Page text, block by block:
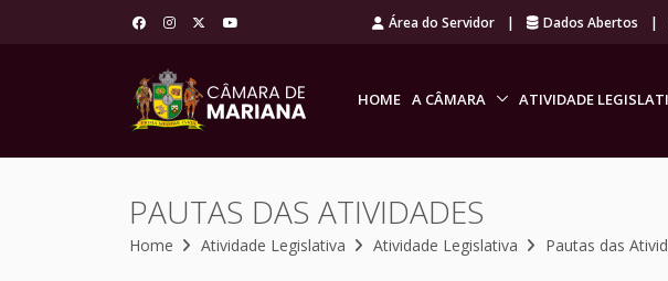
Área do Servidor | Dados Abertos |
HOME A CÂMARA ATIVIDADE
PAUTAS DAS ATIVIDADES
Home Atividade Legislativa Atividade Legislativa Pautas das